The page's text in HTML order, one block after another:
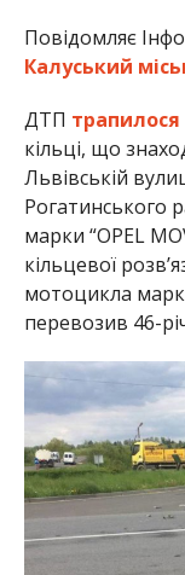
Повідомляє
Калуський
ДТП трапилося
кільці, що
Львівській
Рогатинського
марки “OPEL
кільцевої
мотоцикла
перевозив 46-